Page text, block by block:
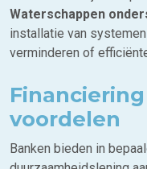
Waterschappen
installatie van
verminderen of
voordelen
Banken bieden in